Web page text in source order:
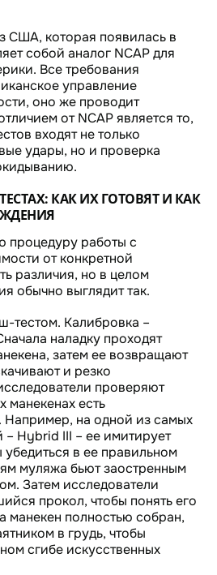
США, которая появилась в
собой аналог NCAP для
Все требования
управление
оно же проводит
от NCAP является то,
входят не только
удары, но и проверка
КАК ИХ ГОТОВЯТ И КАК
процедуру работы с
от конкретной
различия, но в целом
обычно выглядит так.
тестом. Калибровка –
наладку проходят
затем ее возвращают
и резко
проверяют
манекенах есть
Например, на одной из самых
Hybrid III – ее имитирует
в ее правильном
муляжа бьют заостренным
Затем исследователи
прокол, чтобы понять его
манекен полностью собран,
в грудь, чтобы
сгибе искусственных